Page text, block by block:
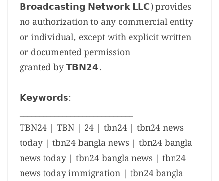
𝗕𝗿𝗼𝗮𝗱𝗰𝗮𝘀𝘁𝗶𝗻𝗴 𝗡𝗲𝘁𝘄𝗼𝗿𝗸 𝗟𝗟𝗖) provides
no authorization to any commercial entity
or individual, except with explicit written
or documented permission
granted by 𝗧𝗕𝗡𝟮𝟰.
𝗞𝗲𝘆𝘄𝗼𝗿𝗱𝘀:
_____________________________
TBN24 | TBN | 24 | tbn24 | tbn24 news
today | tbn24 bangla news | tbn24 bangla
news today | tbn24 bangla news | tbn24
news today immigration | tbn24 bangla